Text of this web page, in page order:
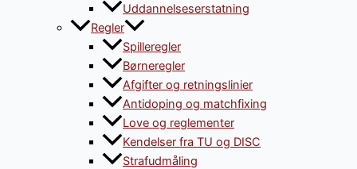
Uddannelseserstatning
Regler
Spilleregler
Børneregler
Afgifter og retningslinier
Antidoping og matchfixing
Love og reglementer
Kendelser fra TU og DISC
Strafudmåling